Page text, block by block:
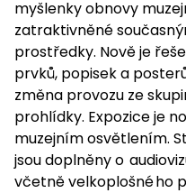
myšlenky obnovy
zatraktivněné
prostředky. Nově je
prvků, popisek a
změna provozu ze
prohlídky. Expozice je
muzejním osvětlením.
jsou doplněny o
včetně velkoplošného